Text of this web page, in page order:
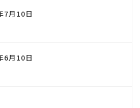
7月10日
6月10日